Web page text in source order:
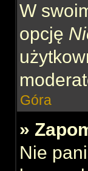
W
opcję
Góra
»
Nie